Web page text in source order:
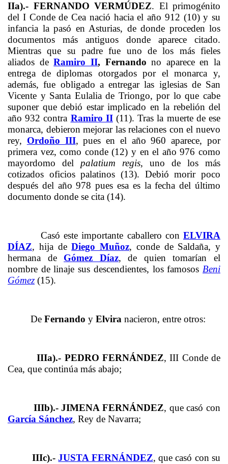
IIa).- FERNANDO VERMÚDEZ. El primogénito
del I Conde de Cea nació hacia el año 912 (10) y su
infancia la pasó en Asturias, de donde proceden los
documentos más antiguos donde aparece citado.
Mientras que su padre fue uno de los más fieles
aliados deRamiro II, Fernando no aparece en la
entrega de diplomas otorgados por el monarca y,
además, fue obligado a entregar las iglesias de San
Vicente y Santa Eulalia de Triongo, por lo que cabe
suponer que debió estar implicado en la rebelión del
año 932 contra Ramiro II(11). Tras la muerte de ese
monarca, debieron mejorar las relaciones con el nuevo
rey, Ordoño III, pues en el año 960 aparece, por
primera vez, como conde (12) y en el año 976 como
mayordomo del palatium regis, uno de los más
cotizados oficios palatinos (13). Debió morir poco
después del año 978 pues esa es la fecha del último
documento donde se cita (14).
Casó este importante caballero conELVIRA
DÍAZ, hija deDiego Muñoz, conde de Saldaña, y
hermana de Gómez Díaz, de quien tomarían el
nombre de linaje sus descendientes, los famosos Beni
Gómez (15).
De Fernando y Elvira nacieron, entre otros:
IIIa).- PEDRO FERNÁNDEZ, III Conde de
Cea, que continúa más abajo;
IIIb).- JIMENA FERNÁNDEZ, que casó con
García Sánchez, Rey de Navarra;
IIIc).-JUSTA FERNÁNDEZ, que casó con su